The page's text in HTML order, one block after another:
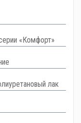
«Комфорт»
лак